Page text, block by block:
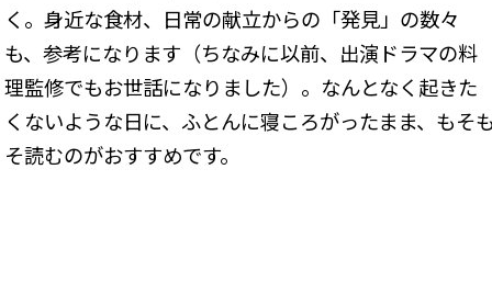
く。身近な食材、日常の献立からの「発見」の数々
も、参考になります（ちなみに以前、出演ドラマの料
理監修でもお世話になりました）。なんとなく起きた
くないような日に、ふとんに寝ころがったまま、もそ
そ読むのがおすすめです。